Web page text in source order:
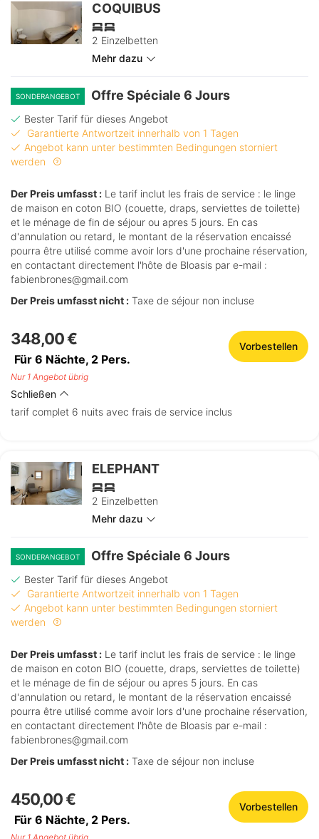
COQUIBUS
2 Einzelbetten
Mehr dazu
SONDERANGEBOT Offre Spéciale 6 Jours
Bester Tarif für dieses Angebot
Garantierte Antwortzeit innerhalb von 1 Tagen
Angebot kann unter bestimmten Bedingungen storniert
werden
Der Preis umfasst : Le tarif inclut les frais de service : le linge
de maison en coton BIO (couette, draps, serviettes de toilette)
et le ménage de fin de séjour ou apres 5 jours. En cas
d'annulation ou retard, le montant de la réservation encaissé
pourra être utilisé comme avoir lors d'une prochaine réservation,
en contactant directement l'hôte de Bloasis par e-mail :
fabienbrones@gmail.com
Der Preis umfasst nicht : Taxe de séjour non incluse
348,00 €
Für 6 Nächte, 2 Pers.
Vorbestellen
Nur 1 Angebot übrig
Schließen
tarif complet 6 nuits avec frais de service inclus
ELEPHANT
2 Einzelbetten
Mehr dazu
SONDERANGEBOT Offre Spéciale 6 Jours
Bester Tarif für dieses Angebot
Garantierte Antwortzeit innerhalb von 1 Tagen
Angebot kann unter bestimmten Bedingungen storniert
werden
Der Preis umfasst : Le tarif inclut les frais de service : le linge
de maison en coton BIO (couette, draps, serviettes de toilette)
et le ménage de fin de séjour ou apres 5 jours. En cas
d'annulation ou retard, le montant de la réservation encaissé
pourra être utilisé comme avoir lors d'une prochaine réservation,
en contactant directement l'hôte de Bloasis par e-mail :
fabienbrones@gmail.com
Der Preis umfasst nicht : Taxe de séjour non incluse
450,00 €
Für 6 Nächte, 2 Pers.
Vorbestellen